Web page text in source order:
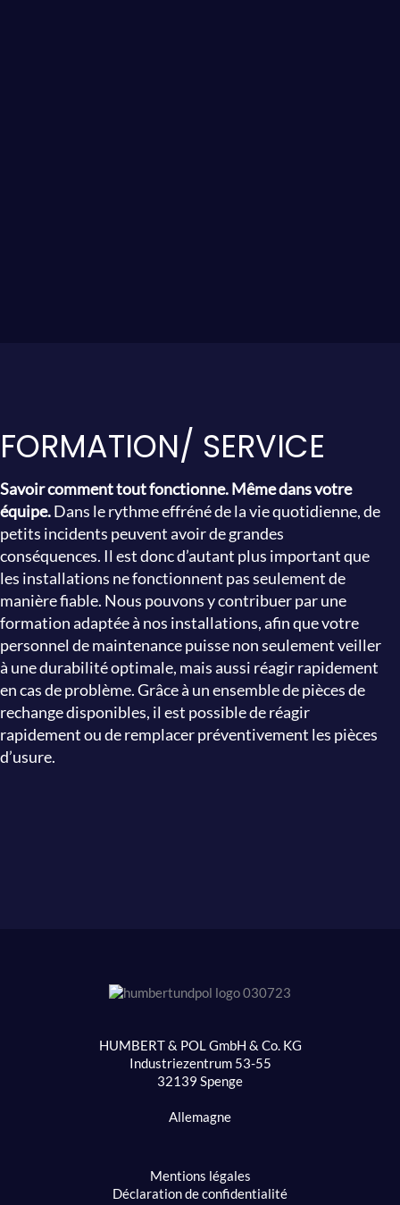
FORMATION/ SERVICE
Savoir comment tout fonctionne. Même dans votre
équipe.Dans le rythme effréné de la vie quotidienne, de
petits incidents peuvent avoir de grandes
conséquences. Il est donc d’autant plus important que
les installations ne fonctionnent pas seulement de
manière fiable. Nous pouvons y contribuer par une
formation adaptée à nos installations, afin que votre
personnel de maintenance puisse non seulement veiller
à une durabilité optimale, mais aussi réagir rapidement
en cas de problème. Grâce à un ensemble de pièces de
rechange disponibles, il est possible de réagir
rapidement ou de remplacer préventivement les pièces
d’usure.
HUMBERT & POL GmbH & Co. KG
Industriezentrum 53-55
32139 Spenge
Allemagne
Mentions légales
Déclaration de confidentialité